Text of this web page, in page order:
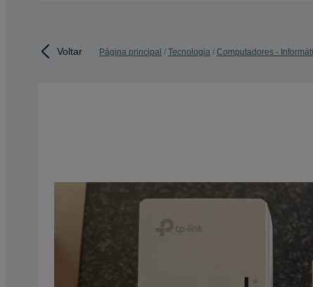
Voltar Página principal Tecnologia Computadores -